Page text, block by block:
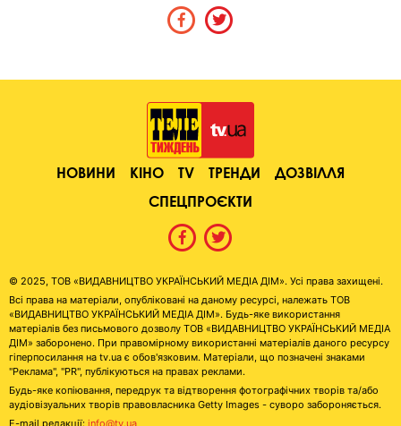
НОВИНИ КІНО TV ТРЕНДИ
ДОЗВІЛЛЯ
СПЕЦПРОЄКТИ
© 2025, ТОВ «ВИДАВНИЦТВО УКРАЇНСЬКИЙ МЕДІА ДІМ». Усі права захищені.
Всі права на матеріали, опубліковані на даному ресурсі, належать ТОВ
«ВИДАВНИЦТВО УКРАЇНСЬКИЙ МЕДІА ДІМ». Будь-яке використання
матеріалів без письмового дозволу ТОВ «ВИДАВНИЦТВО УКРАЇНСЬКИЙ МЕДІА
ДІМ» заборонено. При правомірному використанні матеріалів даного ресурсу
гіперпосилання на tv.ua є обов'язковим. Матеріали, що позначені знаками
"Реклама", "PR", публікуються на правах реклами.
Будь-яке копіювання, передрук та відтворення фотографічних творів та/або
аудіовізуальних творів правовласника Getty Images - суворо забороняється.
E-mail редакції: info@tv.ua